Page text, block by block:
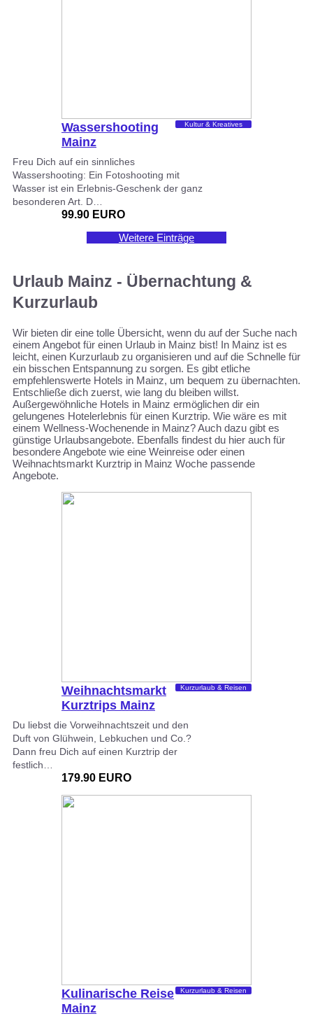
Wassershooting
Mainz
Kultur & Kreatives
Freu Dich auf ein sinnliches
Wassershooting: Ein Fotoshooting mit
Wasser ist ein Erlebnis-Geschenk der ganz
besonderen Art. D…
99.90 EURO
Weitere Einträge
Urlaub Mainz - Übernachtung &
Kurzurlaub
Wir bieten dir eine tolle Übersicht, wenn du auf der Suche nach
einem Angebot für einen Urlaub in Mainz bist! In Mainz ist es
leicht, einen Kurzurlaub zu organisieren und auf die Schnelle für
ein bisschen Entspannung zu sorgen. Es gibt etliche
empfehlenswerte Hotels in Mainz, um bequem zu übernachten.
Entschließe dich zuerst, wie lang du bleiben willst.
Außergewöhnliche Hotels in Mainz ermöglichen dir ein
gelungenes Hotelerlebnis für einen Kurztrip. Wie wäre es mit
einem Wellness-Wochenende in Mainz? Auch dazu gibt es
günstige Urlaubsangebote. Ebenfalls findest du hier auch für
besondere Angebote wie eine Weinreise oder einen
Weihnachtsmarkt Kurztrip in Mainz Woche passende
Angebote.
Weihnachtsmarkt
Kurztrips Mainz
Kurzurlaub & Reisen
Du liebst die Vorweihnachtszeit und den
Duft von Glühwein, Lebkuchen und Co.?
Dann freu Dich auf einen Kurztrip der
festlich…
179.90 EURO
Kulinarische Reise
Mainz
Kurzurlaub & Reisen